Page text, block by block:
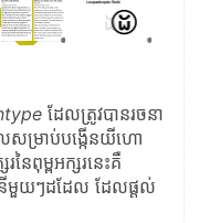
ដែលត្រូវបានរចនា
សម្រាប់បង្កើនយីហោ
ៃពុម្ពអក្សរនេះគឺ
មួយៗដដែល ដែលផ្តល់